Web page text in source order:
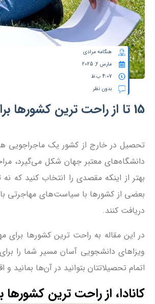
هنگامه مرادی
مارس 2, 2025
4:07 ب.ظ
بدون نظر
15 تا از راحت ترین کشورها برای مهاجرت تحصیلی
تحصیل در خارج از کشور یک ماجراجویی
دانشگاه‌های معتبر جهان شکل می‌گیرد،
بهتر از اینکه مقصدی را انتخاب کنید که
بعضی از کشورها با سیاست‌های مهاجرتی
دریافت کنند.
در این مقاله به راحت ترین کشورها برای
ویزاهای دانشجویی آسان مسیر شما را
اتمام تحصیلاتتان بتوانید در آن‌‌ها بمانید و
کانادا، از راحت ترین